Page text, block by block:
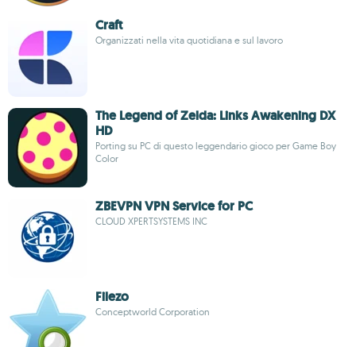
Craft
Organizzati nella vita quotidiana e sul lavoro
The Legend of Zelda: Links Awakening DX
HD
Porting su PC di questo leggendario gioco per Game Boy
Color
ZBEVPN VPN Service for PC
CLOUD XPERTSYSTEMS INC
Filezo
Conceptworld Corporation